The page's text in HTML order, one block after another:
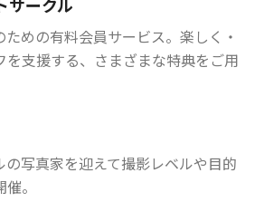
めの有料会員サービス。楽しく・
を支援する、さまざまな特典をご用
の写真家を迎えて撮影レベルや目的
。